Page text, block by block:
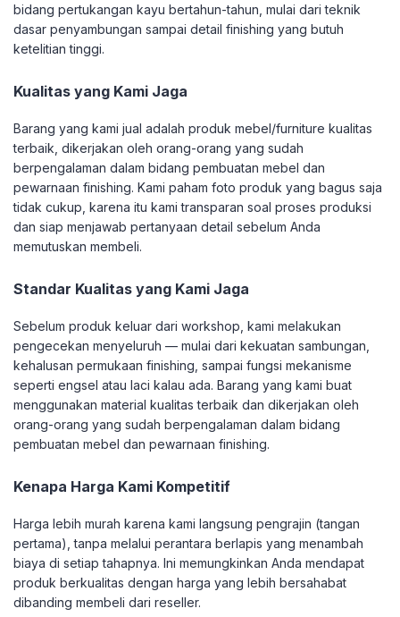
bidang pertukangan kayu bertahun-tahun, mulai dari teknik
dasar penyambungan sampai detail finishing yang butuh
ketelitian tinggi.
Kualitas yang Kami Jaga
Barang yang kami jual adalah produk mebel/furniture kualitas
terbaik, dikerjakan oleh orang-orang yang sudah
berpengalaman dalam bidang pembuatan mebel dan
pewarnaan finishing. Kami paham foto produk yang bagus saja
tidak cukup, karena itu kami transparan soal proses produksi
dan siap menjawab pertanyaan detail sebelum Anda
memutuskan membeli.
Standar Kualitas yang Kami Jaga
Sebelum produk keluar dari workshop, kami melakukan
pengecekan menyeluruh — mulai dari kekuatan sambungan,
kehalusan permukaan finishing, sampai fungsi mekanisme
seperti engsel atau laci kalau ada. Barang yang kami buat
menggunakan material kualitas terbaik dan dikerjakan oleh
orang-orang yang sudah berpengalaman dalam bidang
pembuatan mebel dan pewarnaan finishing.
Kenapa Harga Kami Kompetitif
Harga lebih murah karena kami langsung pengrajin (tangan
pertama), tanpa melalui perantara berlapis yang menambah
biaya di setiap tahapnya. Ini memungkinkan Anda mendapat
produk berkualitas dengan harga yang lebih bersahabat
dibanding membeli dari reseller.